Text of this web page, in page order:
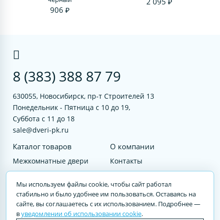
906 ₽
8 (383) 388 87 79
630055, Новосибирск, пр-т Строителей 13
Понедельник - Пятница с 10 до 19,
Суббота с 11 до 18
sale@dveri-pk.ru
Каталог товаров
Межкомнатные двери
Входные двери
Услуги
О компании
Контакты
Мы используем файлы cookie, чтобы сайт работал
стабильно и было удобнее им пользоваться. Оставаясь на
сайте, вы соглашаетесь с их использованием. Подробнее —
вуведомлении об использовании cookie.